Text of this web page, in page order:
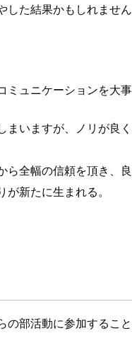
た結果かもしれません
ュニケーションを大事
いますが、ノリが
全幅の信頼を頂き、
新たに生まれる。
部活動に参加すること